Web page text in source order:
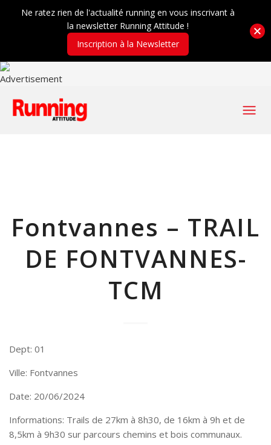
Fontvannes – TRAIL
DE FONTVANNES-
TCM
Dept: 01
Ville: Fontvannes
Date: 20/06/2024
Informations: Trails de 27km à 8h30, de 16km à 9h et de
8,5km à 9h30 sur parcours chemins et bois communaux.
Ne ratez rien de l'actualité running en vous inscrivant à
la newsletter Running Attitude !
Inscription à la Newsletter